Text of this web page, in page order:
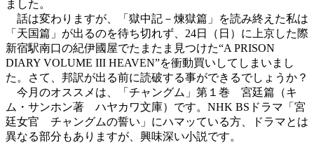
ました。
話は変わりますが、「獄中記－煉獄篇」を読み終えた私は
「天国篇」が出るのを待ち切れず、24日（日）に上京した際
新宿駅南口の紀伊國屋でたまたま見つけた“A PRISON
DIARY VOLUME III HEAVEN”を衝動買いしてしまいまし
た。さて、邦訳が出る前に読破する事ができるでしょうか？
今月のオススメは、「チャングム」第１巻 宮廷篇（キ
ム・サンホン著 ハヤカワ文庫）です。NHK BSドラマ「宮
廷女官 チャングムの誓い」にハマッている方、ドラマとは
異なる部分もありますが、興味深い小説です。